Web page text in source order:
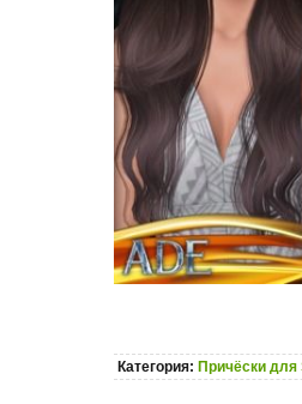
Категория: Причёски для